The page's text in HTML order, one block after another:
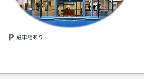
駐車場あり